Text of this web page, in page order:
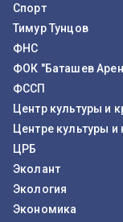
Спорт
Тимур Тунцов
ФНС
ФОК "Баташев
ФССП
Центр культуры и
Центре культуры и
ЦРБ
Эколант
Экология
Экономика